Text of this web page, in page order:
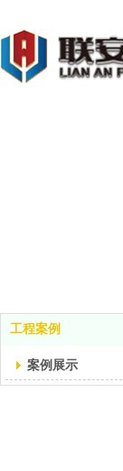
工程案例
案例展示